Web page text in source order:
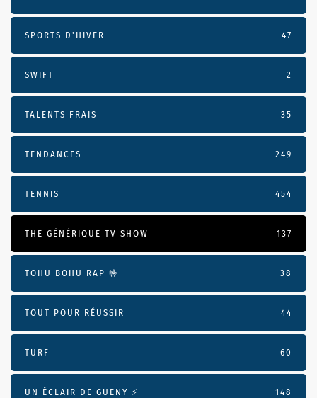
SPORTS D'HIVER 47
SWIFT 2
TALENTS FRAIS 35
TENDANCES 249
TENNIS 454
THE GÉNÉRIQUE TV SHOW 137
TOHU BOHU RAP 🤟 38
TOUT POUR RÉUSSIR 44
TURF 60
UN ÉCLAIR DE GUENY ⚡️ 148